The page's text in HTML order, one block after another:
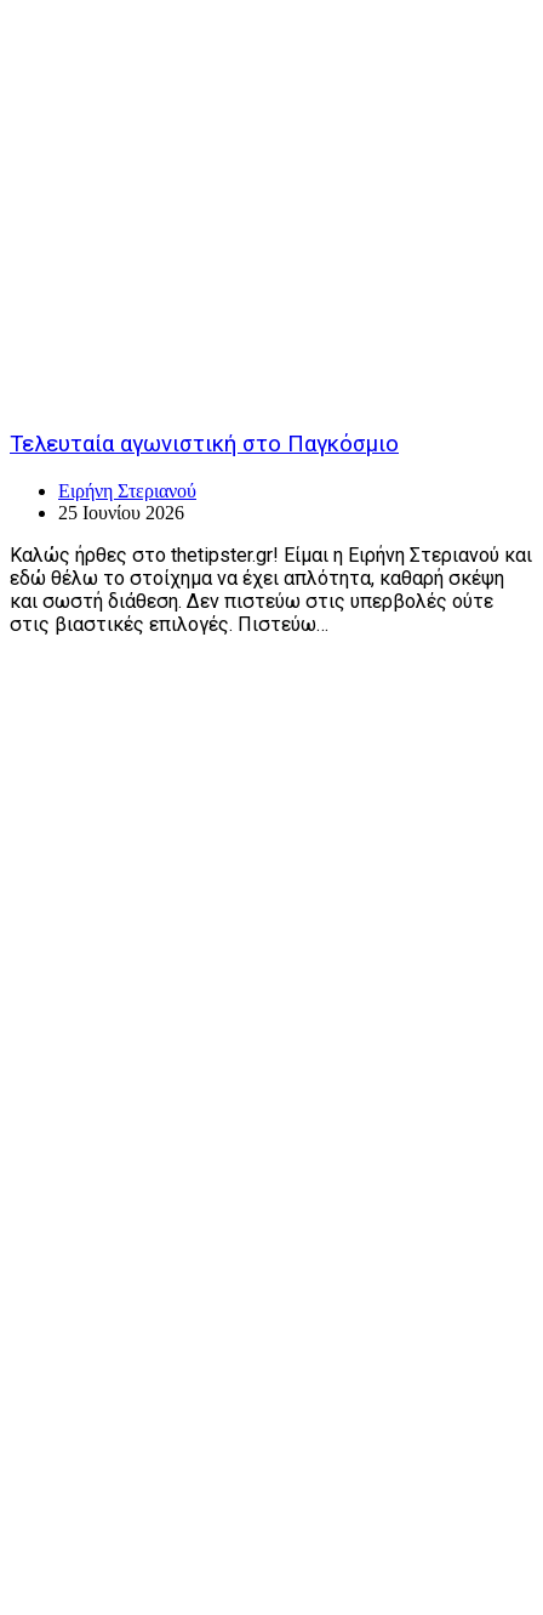
Τελευταία αγωνιστική στο Παγκόσμιο
Ειρήνη Στεριανού
25 Ιουνίου 2026
Καλώς ήρθες στο thetipster.gr! Είμαι η Ειρήνη Στεριανού και
εδώ θέλω το στοίχημα να έχει απλότητα, καθαρή σκέψη
και σωστή διάθεση. Δεν πιστεύω στις υπερβολές ούτε
στις βιαστικές επιλογές. Πιστεύω…